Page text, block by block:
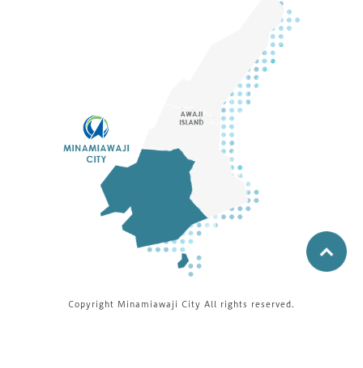
Copyright Minamiawaji City All rights reserved.